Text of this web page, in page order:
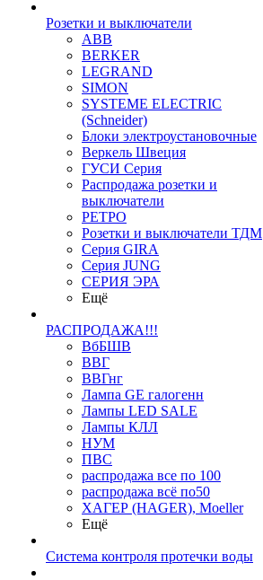
Розетки и выключатели
ABB
BERKER
LEGRAND
SIMON
SYSTEME ELECTRIC
(Schneider)
Блоки электроустановочные
Веркель Швеция
ГУСИ Серия
Распродажа розетки и
выключатели
РЕТРО
Розетки и выключатели ТДМ
Серия GIRA
Серия JUNG
СЕРИЯ ЭРА
Ещё
РАСПРОДАЖА!!!
ВбБШВ
ВВГ
ВВГнг
Лампа GE галогенн
Лампы LED SALE
Лампы КЛЛ
НУМ
ПВС
распродажа все по 100
распродажа всё по50
ХАГЕР (HAGER), Moeller
Ещё
Система контроля протечки воды